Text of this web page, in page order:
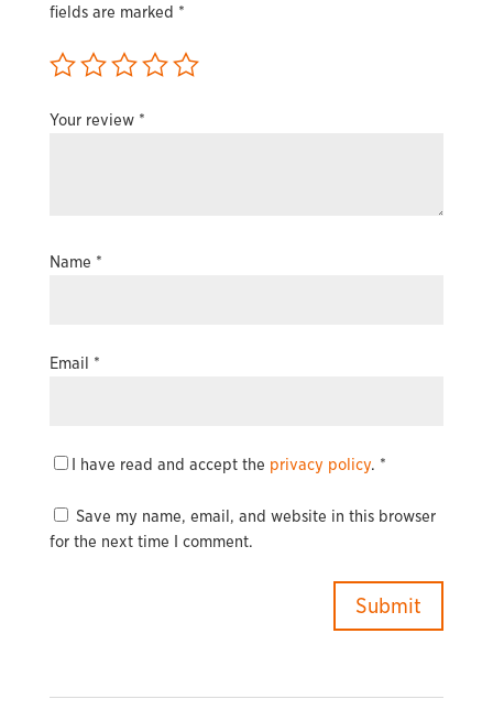
fields are marked *
Your review *
Name *
Email *
I have read and accept the privacy policy. *
Save my name, email, and website in this browser
for the next time I comment.